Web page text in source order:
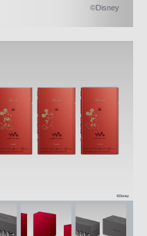
©Disney